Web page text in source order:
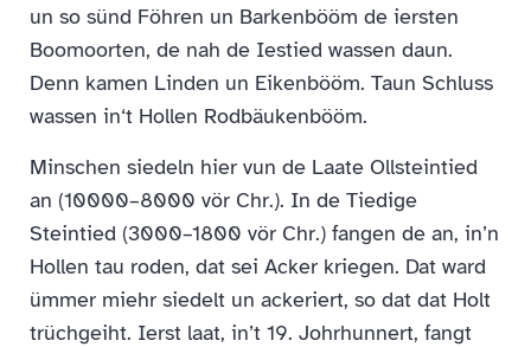
un so sünd Föhren un Barkenbööm de iersten
Boomoorten, de nah de Iestied wassen daun.
Denn kamen Linden un Eikenbööm. Taun Schluss
wassen in‘t Hollen Rodbäukenbööm.
Minschen siedeln hier vun de Laate Ollsteintied
an (10000–8000 vör Chr.). In de Tiedige
Steintied (3000–1800 vör Chr.) fangen de an, in’n
Hollen tau roden, dat sei Acker kriegen. Dat ward
ümmer miehr siedelt un ackeriert, so dat dat Holt
trüchgeiht. Ierst laat, in’t 19. Johrhunnert, fangt